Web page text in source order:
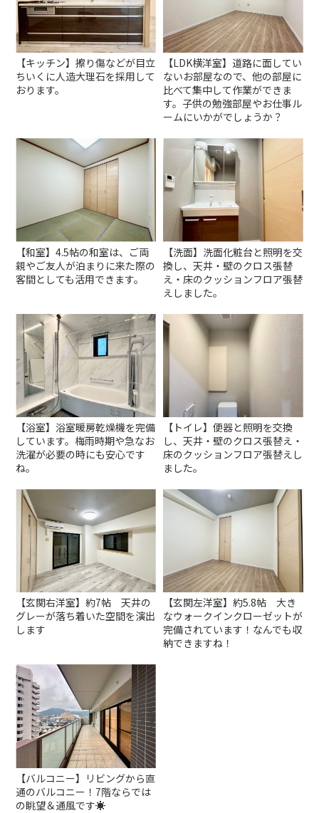
【キッチン】擦り傷などが目立
ちいくに人造大理石を採用して
おります。
【LDK横洋室】道路に面してい
ないお部屋なので、他の部屋に
比べて集中して作業ができま
す。子供の勉強部屋やお仕事ル
ームにいかがでしょうか？
【和室】4.5帖の和室は、ご両
親やご友人が泊まりに来た際の
客間としても活用できます。
【洗面】洗面化粧台と照明を交
換し、天井・壁のクロス張替
え・床のクッションフロア張替
えしました。
【浴室】浴室暖房乾燥機を完備
しています。梅雨時期や急なお
洗濯が必要の時にも安心です
ね。
【トイレ】便器と照明を交換
し、天井・壁のクロス張替え・
床のクッションフロア張替えし
ました。
【玄関右洋室】約7帖 天井の
グレーが落ち着いた空間を演出
します
【玄関左洋室】約5.8帖 大き
なウォークインクローゼットが
完備されています！なんでも収
納できますね！
【バルコニー】リビングから直
通のバルコニー！7階ならでは
の眺望＆通風です☀